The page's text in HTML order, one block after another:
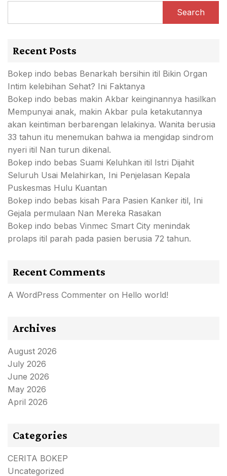
Search
Recent Posts
Bokep indo bebas Benarkah bersihin itil Bikin Organ
Intim kelebihan Sehat? Ini Faktanya
Bokep indo bebas makin Akbar keinginannya hasilkan
Mempunyai anak, makin Akbar pula ketakutannya
akan keintiman berbarengan lelakinya. Wanita berusia
33 tahun itu menemukan bahwa ia mengidap sindrom
nyeri itil Nan turun dikenal.
Bokep indo bebas Suami Keluhkan itil Istri Dijahit
Seluruh Usai Melahirkan, Ini Penjelasan Kepala
Puskesmas Hulu Kuantan
Bokep indo bebas kisah Para Pasien Kanker itil, Ini
Gejala permulaan Nan Mereka Rasakan
Bokep indo bebas Vinmec Smart City menindak
prolaps itil parah pada pasien berusia 72 tahun.
Recent Comments
A WordPress Commenter on Hello world!
Archives
August 2026
July 2026
June 2026
May 2026
April 2026
Categories
CERITA BOKEP
Uncategorized